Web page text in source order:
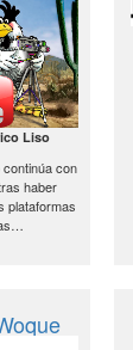
Liso
con
haber
plataformas